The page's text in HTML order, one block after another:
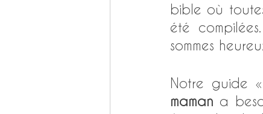
bible où
été
sommes
Notre guide «
maman a